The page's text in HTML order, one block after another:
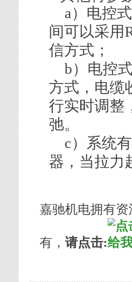
a）电控
间可以采用
信方式；
b）电控
方式，电缆
行实时调整
弛。
c）系统有
器，当拉力
嘉驰机电拥有
有， 请点击: